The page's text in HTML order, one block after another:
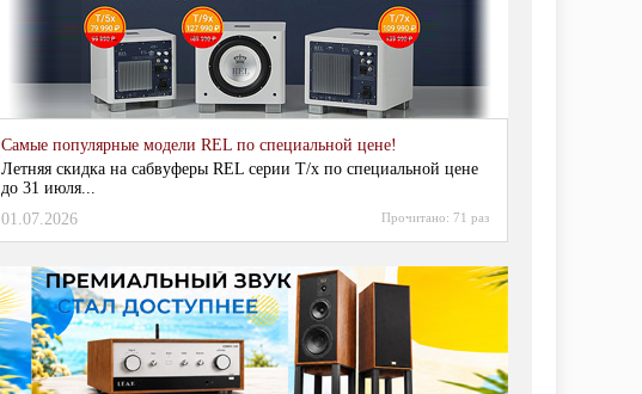
Самые популярные модели REL по специальной цене!
Летняя скидка на сабвуферы REL серии T/x по специальной цене
до 31 июля...
01.07.2026
Прочитано: 71 раз